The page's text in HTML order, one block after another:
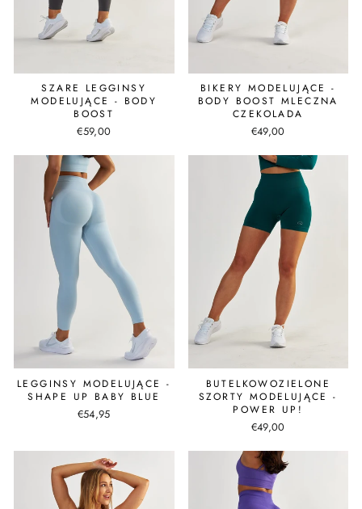
SZARE LEGGINSY
MODELUJĄCE - BODY
BOOST
€59,00
BIKERY MODELUJĄCE -
BODY BOOST MLECZNA
CZEKOLADA
€49,00
LEGGINSY MODELUJĄCE -
SHAPE UP BABY BLUE
€54,95
BUTELKOWOZIELONE
SZORTY MODELUJĄCE -
POWER UP!
€49,00